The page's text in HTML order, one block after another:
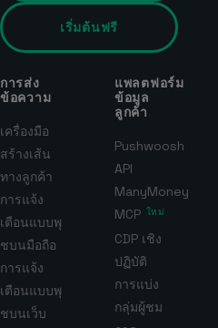
เริ่มต้นฟรี
การส่ง
ข้อความ
เครื่องมือ
สร้างเส้น
ทางลูกค้า
การแจ้ง
เตือนแบบพุ
ชบนมือถือ
การแจ้ง
เตือนแบบพุ
ชบนเว็บ
แพลตฟอร์ม
ข้อมูล
ลูกค้า
Pushwoosh
API
ManyMoney
MCP ใหม่
CDP เชิง
ปฏิบัติ
การแบ่ง
กลุ่มผู้ชม